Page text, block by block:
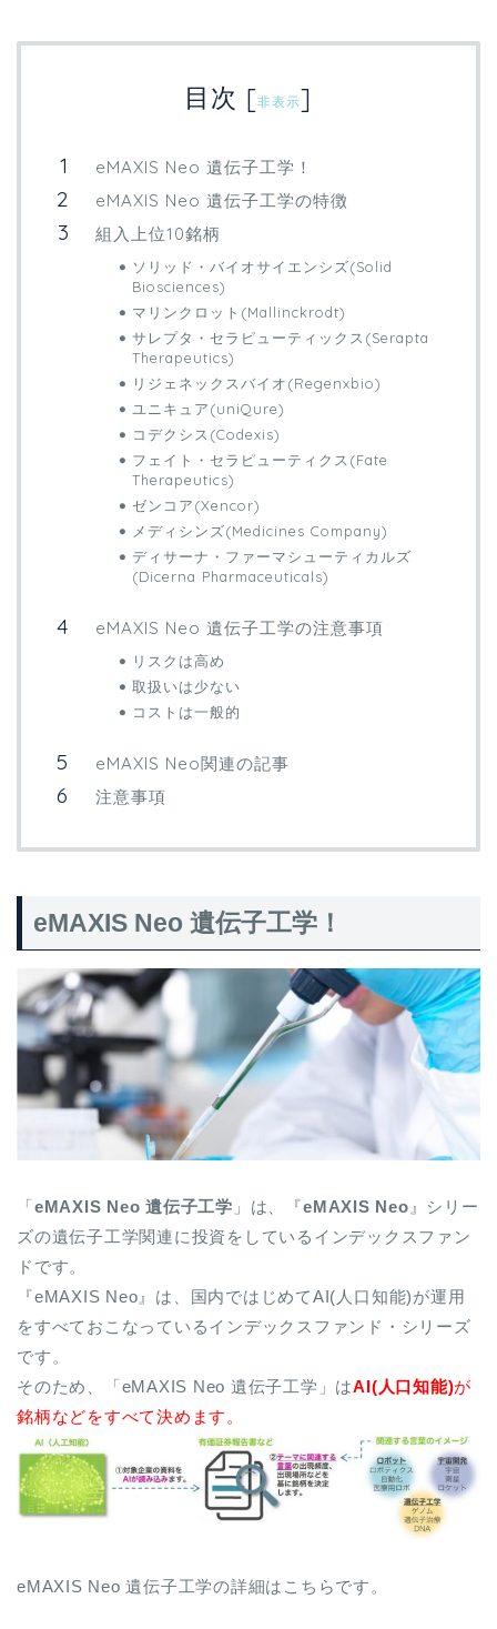
目次 [非表示]
eMAXIS Neo 遺伝子工学！
eMAXIS Neo 遺伝子工学の特徴
組入上位10銘柄
ソリッド・バイオサイエンシズ(Solid
Biosciences)
マリンクロット(Mallinckrodt)
サレプタ・セラピューティックス(Serapta
Therapeutics)
リジェネックスバイオ(Regenxbio)
ユニキュア(uniQure)
コデクシス(Codexis)
フェイト・セラピューティクス(Fate
Therapeutics)
ゼンコア(Xencor)
メディシンズ(Medicines Company)
ディサーナ・ファーマシューティカルズ
(Dicerna Pharmaceuticals)
eMAXIS Neo 遺伝子工学の注意事項
リスクは高め
取扱いは少ない
コストは一般的
eMAXIS Neo関連の記事
注意事項
eMAXIS Neo 遺伝子工学！
「eMAXIS Neo 遺伝子工学 」は、『eMAXIS Neo 』シリー
ズの遺伝子工学関連に投資をしているインデックスファン
ドです。
『eMAXIS Neo』は、国内ではじめてAI(人口知能)が運用
をすべておこなっているインデックスファンド・シリーズ
です。
そのため、「eMAXIS Neo 遺伝子工学」はAI(人口知能)が
銘柄などをすべて決めます。
eMAXIS Neo 遺伝子工学の詳細はこちらです。